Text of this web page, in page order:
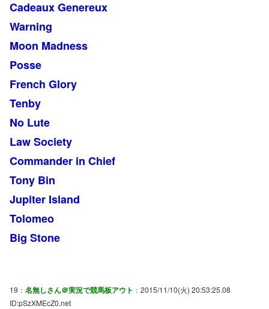
Cadeaux Genereux
Warning
Moon Madness
Posse
French Glory
Tenby
No Lute
Law Society
Commander in Chief
Tony Bin
Jupiter Island
Tolomeo
Big Stone
19： 名無しさん＠実況で競馬板アウト ：2015/11/10(火) 20:53:25.08
ID:pSzXMEcZ0.net